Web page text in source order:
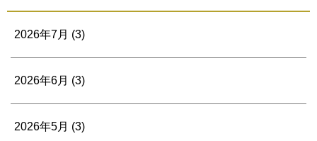
2026年7月 (3)
2026年6月 (3)
2026年5月 (3)